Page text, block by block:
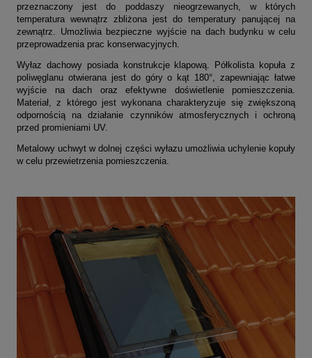
przeznaczony jest do poddaszy nieogrzewanych, w których
temperatura wewnątrz zbliżona jest do temperatury panującej na
zewnątrz. Umożliwia bezpieczne wyjście na dach budynku w celu
przeprowadzenia prac konserwacyjnych.
Wyłaz dachowy posiada konstrukcje klapową. Półkolista kopuła z
poliwęglanu otwierana jest do góry o kąt 180°, zapewniając łatwe
wyjście na dach oraz efektywne doświetlenie pomieszczenia.
Materiał, z którego jest wykonana charakteryzuje się zwiększoną
odpornością na działanie czynników atmosferycznych i ochroną
przed promieniami UV.
Metalowy uchwyt w dolnej części wyłazu umożliwia uchylenie kopuły
w celu przewietrzenia pomieszczenia.